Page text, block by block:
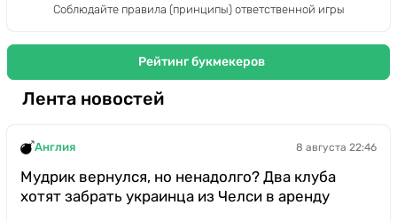
Соблюдайте правила (принципы) ответственной игры
Рейтинг букмекеров
Лента новостей
Англия 8 августа 22:46
Мудрик вернулся, но ненадолго? Два клуба
хотят забрать украинца из Челси в аренду